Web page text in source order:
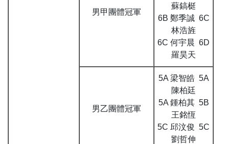
男甲團體冠軍
蘇鎬梃
6B 鄭季誠 6C
林浩旌
6C 何宇晨 6D
羅昊天
男乙團體冠軍
5A 梁智皓 5A
陳柏廷
5A 鍾柏其 5B
王銘恆
5C 邱汶俊 5C
劉哲伸